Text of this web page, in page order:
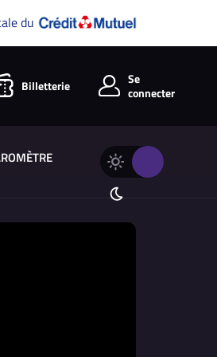
du
Billetterie
Se
connecter
Changer
thème
Thème
sombre